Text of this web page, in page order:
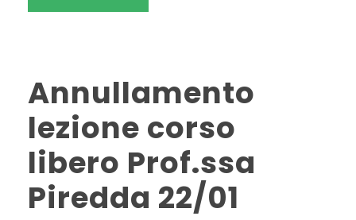
Annullamento
lezione corso
libero Prof.ssa
Piredda 22/01